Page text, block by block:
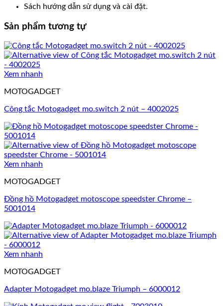
Sách hướng dẫn sử dụng và cài đặt.
Sản phẩm tương tự
Xem nhanh
MOTOGADGET
Công tắc Motogadget mo.switch 2 nút – 4002025
Xem nhanh
MOTOGADGET
Đồng hồ Motogadget motoscope speedster Chrome –
5001014
Xem nhanh
MOTOGADGET
Adapter Motogadget mo.blaze Triumph – 6000012